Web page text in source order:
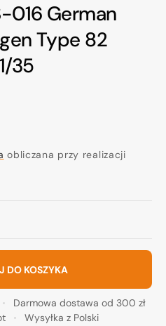
016 German
Type 82
35
obliczana przy realizacji
DO KOSZYKA
Darmowa dostawa od 300 zł
Wysyłka z Polski